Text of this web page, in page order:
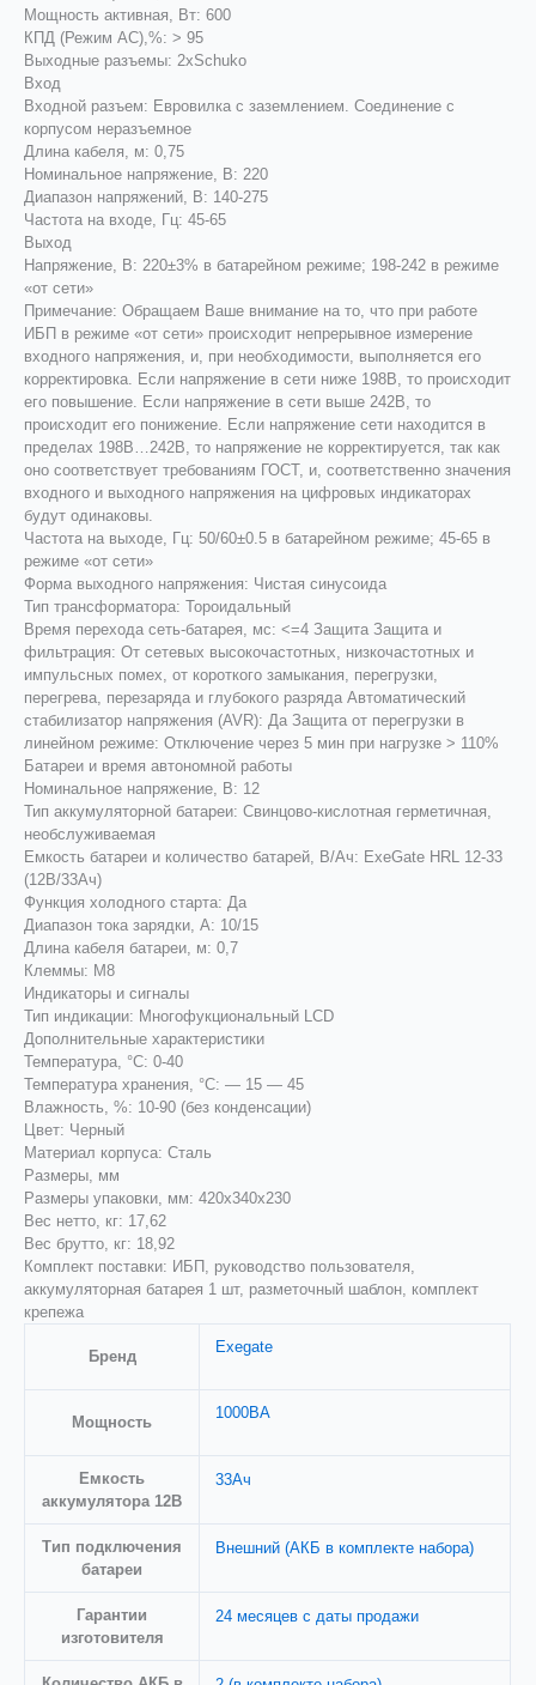
Мощность активная, Вт: 600
КПД (Режим AC),%: > 95
Выходные разъемы: 2xSchuko
Вход
Входной разъем: Евровилка с заземлением. Соединение с
корпусом неразъемное
Длина кабеля, м: 0,75
Номинальное напряжение, В: 220
Диапазон напряжений, В: 140-275
Частота на входе, Гц: 45-65
Выход
Напряжение, В: 220±3% в батарейном режиме; 198-242 в режиме
«от сети»
Примечание: Обращаем Ваше внимание на то, что при работе
ИБП в режиме «от сети» происходит непрерывное измерение
входного напряжения, и, при необходимости, выполняется его
корректировка. Если напряжение в сети ниже 198В, то происходит
его повышение. Если напряжение в сети выше 242В, то
происходит его понижение. Если напряжение сети находится в
пределах 198В…242В, то напряжение не корректируется, так как
оно соответствует требованиям ГОСТ, и, соответственно значения
входного и выходного напряжения на цифровых индикаторах
будут одинаковы.
Частота на выходе, Гц: 50/60±0.5 в батарейном режиме; 45-65 в
режиме «от сети»
Форма выходного напряжения: Чистая синусоида
Тип трансформатора: Тороидальный
Время перехода сеть-батарея, мс: <=4 Защита Защита и
фильтрация: От сетевых высокочастотных, низкочастотных и
импульсных помех, от короткого замыкания, перегрузки,
перегрева, перезаряда и глубокого разряда Автоматический
стабилизатор напряжения (AVR): Да Защита от перегрузки в
линейном режиме: Отключение через 5 мин при нагрузке > 110%
Батареи и время автономной работы
Номинальное напряжение, В: 12
Тип аккумуляторной батареи: Свинцово-кислотная герметичная,
необслуживаемая
Емкость батареи и количество батарей, В/Ач: ExeGate HRL 12-33
(12В/33Ач)
Функция холодного старта: Да
Диапазон тока зарядки, А: 10/15
Длина кабеля батареи, м: 0,7
Клеммы: M8
Индикаторы и сигналы
Тип индикации: Многофукциональный LCD
Дополнительные характеристики
Температура, °С: 0-40
Температура хранения, °С: — 15 — 45
Влажность, %: 10-90 (без конденсации)
Цвет: Черный
Материал корпуса: Сталь
Размеры, мм
Размеры упаковки, мм: 420x340x230
Вес нетто, кг: 17,62
Вес брутто, кг: 18,92
Комплект поставки: ИБП, руководство пользователя,
аккумуляторная батарея 1 шт, разметочный шаблон, комплект
крепежа
Бренд
Exegate
Мощность
1000ВА
Емкость
аккумулятора 12В
33Ач
Тип подключения
батареи
Внешний (АКБ в комплекте набора)
Гарантии
изготовителя
24 месяцев с даты продажи